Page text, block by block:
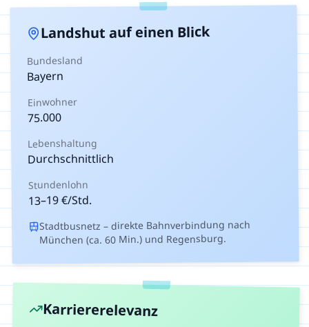
Landshut auf einen Blick
Bundesland
Bayern
Einwohner
75.000
Lebenshaltung
Durchschnittlich
Stundenlohn
13–19€/Std.
Stadtbusnetz – direkte Bahnverbindung nach
München (ca. 60 Min.) und Regensburg.
Karriererelevanz